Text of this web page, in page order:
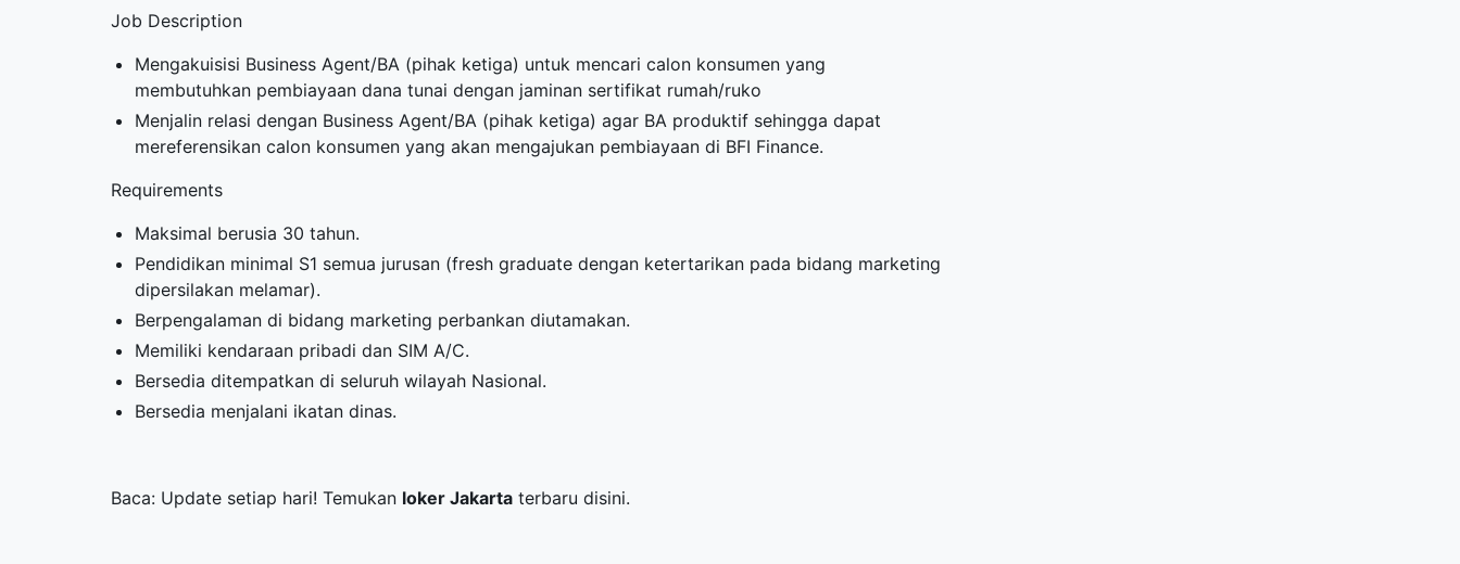
Job Description
Mengakuisisi Business Agent/BA (pihak ketiga) untuk mencari calon konsumen yang
membutuhkan pembiayaan dana tunai dengan jaminan sertifikat rumah/ruko
Menjalin relasi dengan Business Agent/BA (pihak ketiga) agar BA produktif sehingga dapat
mereferensikan calon konsumen yang akan mengajukan pembiayaan di BFI Finance.
Requirements
Maksimal berusia 30 tahun.
Pendidikan minimal S1 semua jurusan (fresh graduate dengan ketertarikan pada bidang marketing
dipersilakan melamar).
Berpengalaman di bidang marketing perbankan diutamakan.
Memiliki kendaraan pribadi dan SIM A/C.
Bersedia ditempatkan di seluruh wilayah Nasional.
Bersedia menjalani ikatan dinas.
Baca: Update setiap hari! Temukan loker Jakarta terbaru disini.